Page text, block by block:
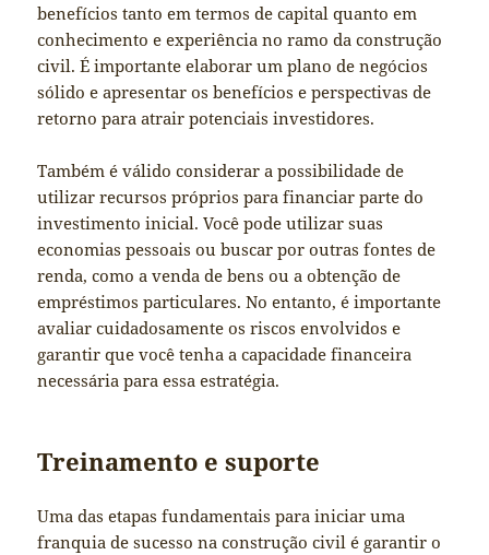
benefícios tanto em termos de capital quanto em
conhecimento e experiência no ramo da construção
civil. É importante elaborar um plano de negócios
sólido e apresentar os benefícios e perspectivas de
retorno para atrair potenciais investidores.
Também é válido considerar a possibilidade de
utilizar recursos próprios para financiar parte do
investimento inicial. Você pode utilizar suas
economias pessoais ou buscar por outras fontes de
renda, como a venda de bens ou a obtenção de
empréstimos particulares. No entanto, é importante
avaliar cuidadosamente os riscos envolvidos e
garantir que você tenha a capacidade financeira
necessária para essa estratégia.
Treinamento e suporte
Uma das etapas fundamentais para iniciar uma
franquia de sucesso na construção civil é garantir o